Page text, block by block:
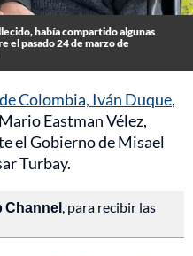
había compartido algunas
el pasado 24 de marzo de
Colombia, Iván Duque,
Eastman Vélez,
el Gobierno de Misael
Turbay.
Channel, para recibir las